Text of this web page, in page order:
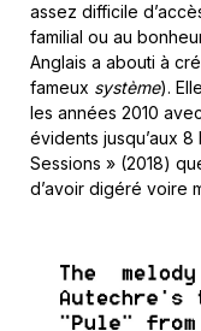
assez difficile
familial ou au
Anglais a abouti à
fameux système).
les années 2010
évidents jusqu’aux
Sessions » (2018)
d’avoir digéré voire